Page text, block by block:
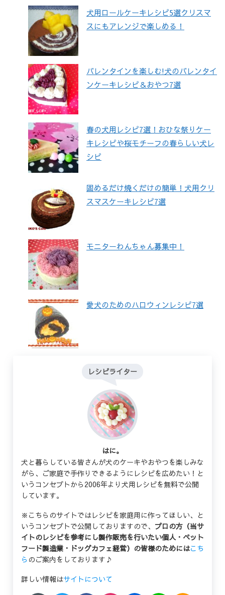
犬用ロールケーキレシピ5選クリスマ
スにもアレンジで楽しめる！
バレンタインを楽しむ!犬のバレンタイ
ンケーキレシピ＆おやつ7選
春の犬用レシピ7選！おひな祭りケー
キレシピや桜モチーフの春らしい犬レ
シピ
固めるだけ焼くだけの簡単！犬用クリ
スマスケーキレシピ7選
モニターわんちゃん募集中！
愛犬のためのハロウィンレシピ7選
レシピライター
はに。
犬と暮らしている皆さんが犬のケーキやおやつを楽しみな
がら、ご家庭で手作りできるようにレシピを広めたい！と
いうコンセプトから2006年より犬用レシピを無料で公開
しています。
※こちらのサイトではレシピを家庭用に作ってほしい、と
いうコンセプトで公開しておりますので、 プロの方（当サ
イトのレシピを参考にし製作販売を行いたい個人・ペット
フード製造業・ドッグカフェ経営）の皆様のためにはこち
ら のご案内をしております♪
詳しい情報はサイトについて